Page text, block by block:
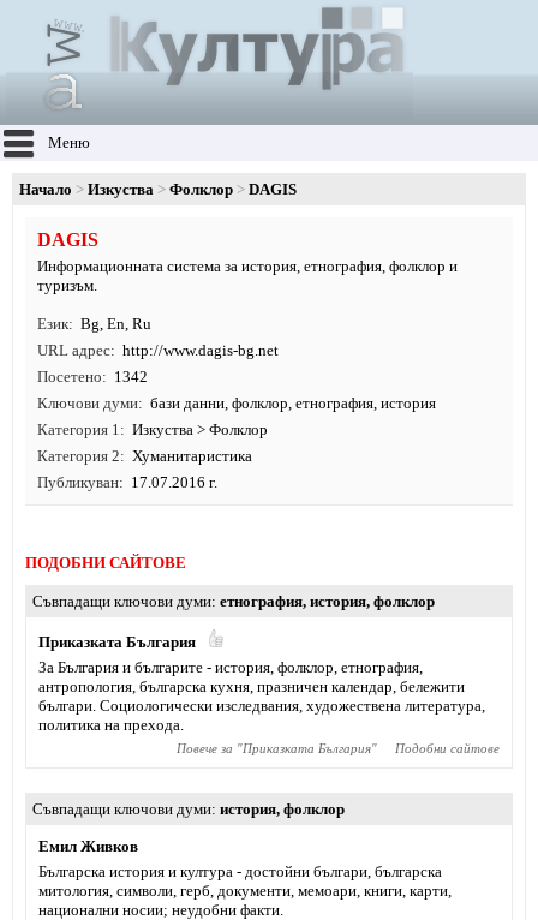
Меню
Начало Изкуства Фолклор DAGIS
DAGIS
Информационната система за история, етнография, фолклор и
туризъм.
Език Bg, En, Ru
URL адрес
http://www.dagis-bg.net
Посетено
1342
Ключови думи
бази данни, фолклор, етнография, история
Категория 1
Изкуства > Фолклор
Категория 2
Хуманитаристика
Публикуван
17.07.2016 г.
ПОДОБНИ САЙТОВЕ
Съвпадащи ключови думи етнография, история, фолклор
Приказката България
За България и българите - история, фолклор, етнография,
антропология, българска кухня, празничен календар, бележити
българи. Социологически изследвания, художествена литература,
политика на прехода.
Повече за "Приказката България" Подобни сайтове
Съвпадащи ключови думи история, фолклор
Емил Живков
Българска история и култура - достойни българи, българска
митология, символи, герб, документи, мемоари, книги, карти,
национални носии; неудобни факти.